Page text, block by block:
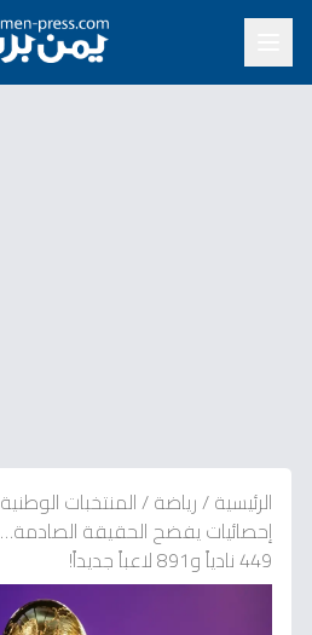
الرئيسية/رياضة/المنتخبات الوطنية
449 نادياً و891 لاعباً جديداً!